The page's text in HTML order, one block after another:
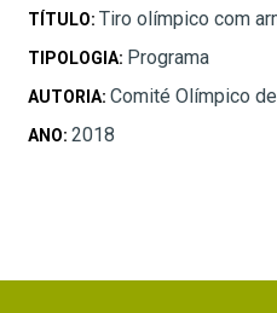
TÍTULO: Tiro olímpico com
TIPOLOGIA: Programa
AUTORIA: Comité Olímpico
ANO: 2018